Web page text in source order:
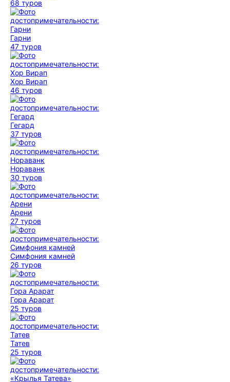
68 туров
Гарни
47 туров
Хор Вирап
46 туров
Гегард
37 туров
Нораванк
30 туров
Арени
27 туров
Симфония камней
26 туров
Гора Арарат
25 туров
Татев
25 туров